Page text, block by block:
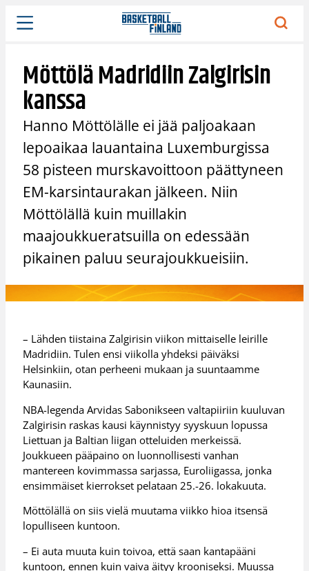
Siirry
sisältöön
Möttölä Madridiin Zalgirisin
kanssa
Hanno Möttölälle ei jää paljoakaan
lepoaikaa lauantaina Luxemburgissa
58 pisteen murskavoittoon päättyneen
EM-karsintaurakan jälkeen. Niin
Möttölällä kuin muillakin
maajoukkueratsuilla on edessään
pikainen paluu seurajoukkueisiin.
– Lähden tiistaina Zalgirisin viikon mittaiselle leirille
Madridiin. Tulen ensi viikolla yhdeksi päiväksi
Helsinkiin, otan perheeni mukaan ja suuntaamme
Kaunasiin.
NBA-legenda Arvidas Sabonikseen valtapiiriin kuuluvan
Zalgirisin raskas kausi käynnistyy syyskuun lopussa
Liettuan ja Baltian liigan otteluiden merkeissä.
Joukkueen pääpaino on luonnollisesti vanhan
mantereen kovimmassa sarjassa, Euroliigassa, jonka
ensimmäiset kierrokset pelataan 25.-26. lokakuuta.
Möttölällä on siis vielä muutama viikko hioa itsensä
lopulliseen kuntoon.
– Ei auta muuta kuin toivoa, että saan kantapääni
kuntoon, ennen kuin vaiva äityy krooniseksi. Muussa